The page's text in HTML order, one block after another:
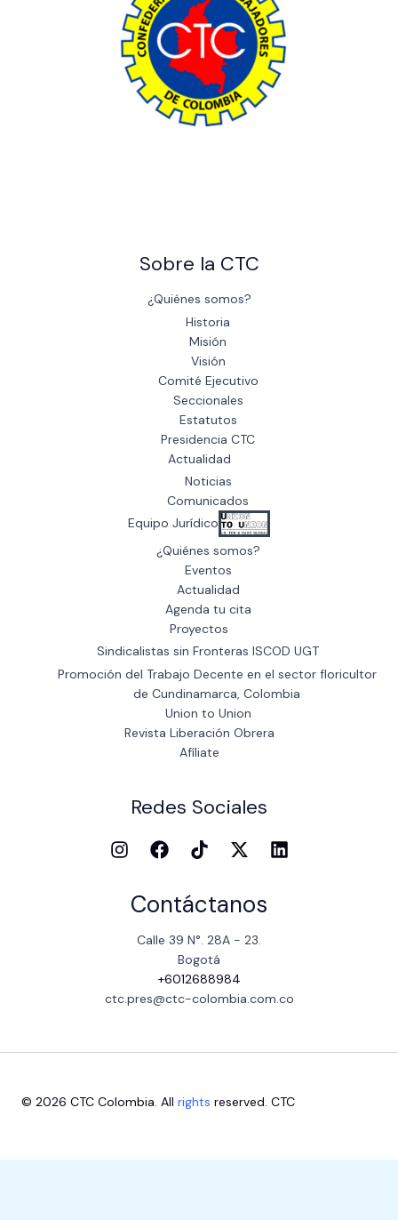
Sobre la CTC
¿Quiénes somos?
Historia
Misión
Visión
Comité Ejecutivo
Seccionales
Estatutos
Presidencia CTC
Actualidad
Noticias
Comunicados
Equipo Jurídico
¿Quiénes somos?
Eventos
Actualidad
Agenda tu cita
Proyectos
Sindicalistas sin Fronteras ISCOD UGT
Promoción del Trabajo Decente en el sector floricultor
de Cundinamarca, Colombia
Union to Union
Revista Liberación Obrera
Afíliate
Redes Sociales
Contáctanos
Calle 39 N°. 28A - 23.
Bogotá
+6012688984
ctc.pres@ctc-colombia.com.co
© 2026 CTC Colombia. All rights reserved. CTC